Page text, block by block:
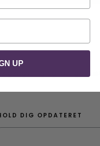
og
DIG OPDATERET
UP